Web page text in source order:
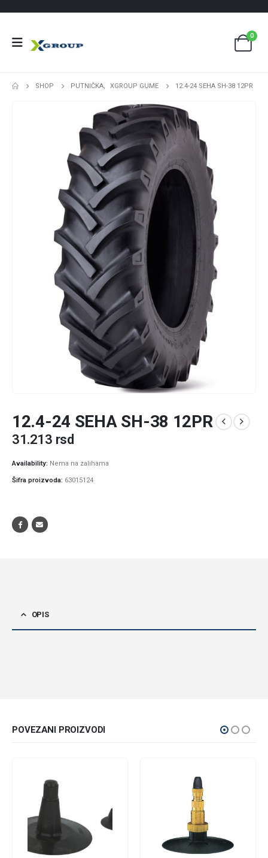
0
SHOP PUTNIČKA, XGROUP GUME 12.4-24 SEHA SH-38 12PR
12.4-24 SEHA SH-38 12PR
31.213 rsd
Availability: Nema na zalihama
Šifra proizvoda: 63015124
OPIS
POVEZANI PROIZVODI